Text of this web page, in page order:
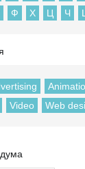
Ф Х Ц Ч
Video Web